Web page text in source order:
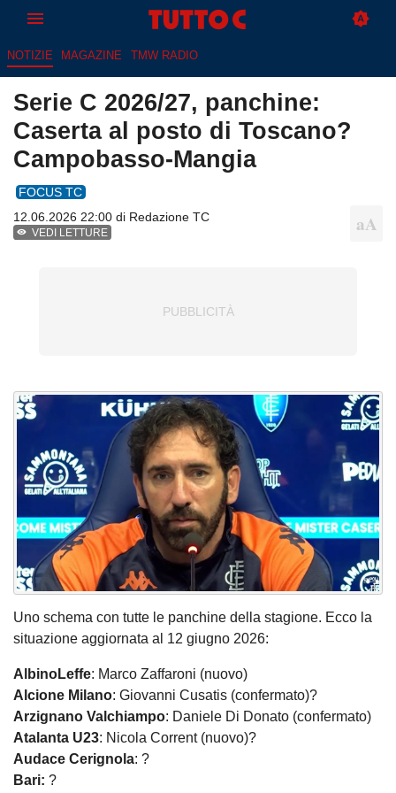
NOTIZIE MAGAZINE TMW RADIO
Serie C 2026/27, panchine:
Caserta al posto di Toscano?
Campobasso-Mangia
FOCUS TC
12.06.2026 22:00 di Redazione TC
VEDI LETTURE
Uno schema con tutte le panchine della stagione. Ecco la
situazione aggiornata al 12 giugno 2026:
AlbinoLeffe: Marco Zaffaroni (nuovo)
Alcione Milano: Giovanni Cusatis (confermato)?
Arzignano Valchiampo: Daniele Di Donato (confermato)
Atalanta U23: Nicola Corrent (nuovo)?
Audace Cerignola: ?
Bari: ?